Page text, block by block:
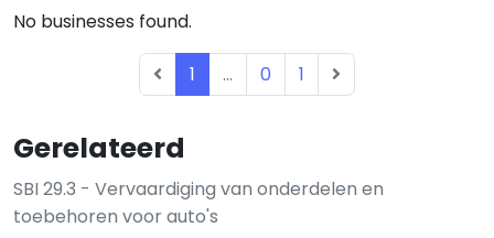
Gerelateerd
SBI 29.3 - Vervaardiging van onderdelen en
toebehoren voor auto's
No businesses found.
1 ... 0 1